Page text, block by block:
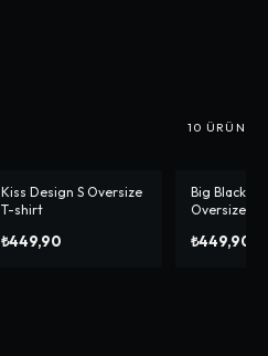
10 ÜRÜN
Kiss Design S Oversize
T-shirt
₺449,90
-% 10
Big Black
Oversize T-
₺449,90